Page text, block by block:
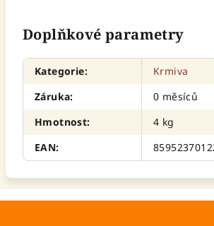
Doplňkové parametry
Kategorie:
Krmiva
Záruka:
0 měsíců
Hmotnost:
4 kg
EAN: